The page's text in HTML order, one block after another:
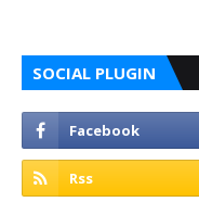
SOCIAL PLUGIN